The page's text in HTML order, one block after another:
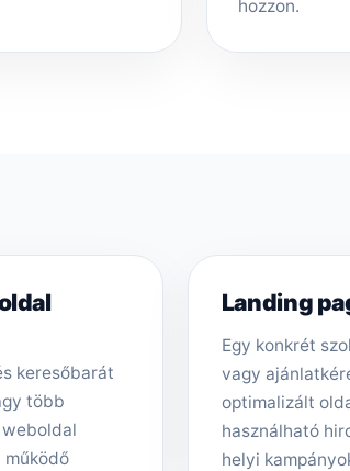
hozzon.
keresőbarát
több
működő
Landing
Egy konkrét
vagy
optimalizált
használható
helyi